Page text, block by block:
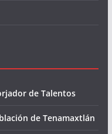
de Talentos
de Tenamaxtlán